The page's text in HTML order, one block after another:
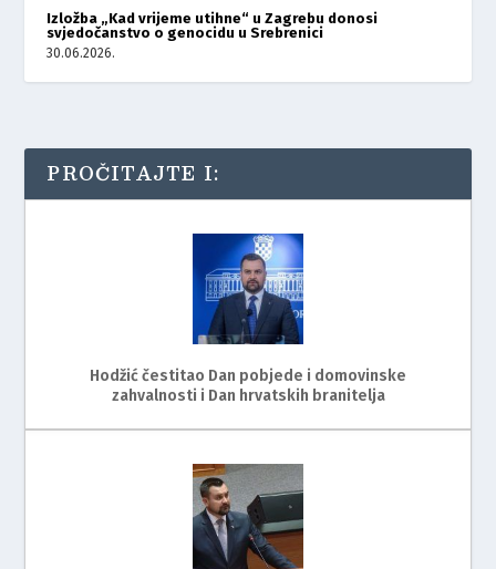
Izložba „Kad vrijeme utihne“ u Zagrebu donosi
svjedočanstvo o genocidu u Srebrenici
30.06.2026.
PROČITAJTE I:
Hodžić čestitao Dan pobjede i domovinske
zahvalnosti i Dan hrvatskih branitelja